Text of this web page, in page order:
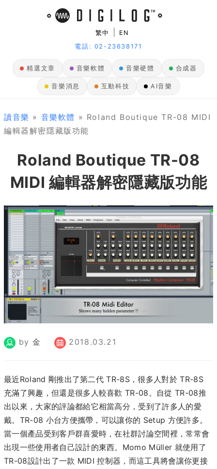
繁中
EN
電話: 02-23638171
精選文章 音樂軟體 音樂硬體 合成器
音樂消息 互動科技 AI音樂
讀音樂 » 音樂軟體 » Roland Boutique TR-08 MIDI
編輯器解密隱藏版功能
Roland Boutique TR-08
MIDI 編輯器解密隱藏版功能
by金 2018.03.21
最近Roland 剛推出了第二代 TR-8S，很多人對於 TR-8S
充滿了興趣，但還是很多人較喜歡 TR-08。自從 TR-08推
出以來，大家的評論都給它相當高分，受到了許多人的愛
戴。TR-08 小台方便攜帶，可以讓你的 Setup 方便許多。
當一個產品受到客戶群喜愛時，在社群討論空間裡，常常會
出現一些使用者自己設計的東西。 Momo Müller 就使用了
TR-08設計出了一款 MIDI控制器，而這工具將會讓你更接